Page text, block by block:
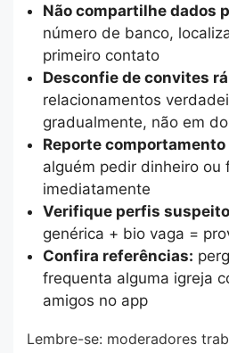
Não compartilhe dados
número de banco,
primeiro contato
Desconfie de convites
relacionamentos
gradualmente, não em
Reporte
alguém pedir dinheiro ou
imediatamente
Verifique perfis
genérica + bio vaga =
Confira referências:
frequenta alguma igreja
amigos no app
Lembre-se: moderadores